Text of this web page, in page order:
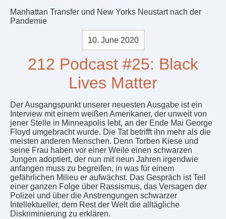
Manhattan Transfer und New Yorks Neustart nach der
Pandemie
10. June 2020
212 Podcast #25: Black
Lives Matter
Der Ausgangspunkt unserer neuesten Ausgabe ist ein
Interview mit einem weißen Amerikaner, der unweit von
jener Stelle in Minneapolis lebt, an der Ende Mai George
Floyd umgebracht wurde. Die Tat betrifft ihn mehr als die
meisten anderen Menschen. Denn Torben Kiese und
seine Frau haben vor einer Weile einen schwarzen
Jungen adoptiert, der nun mit neun Jahren irgendwie
anfangen muss zu begreifen, in was für einem
gefährlichen Milieu er aufwächst. Das Gespräch ist Teil
einer ganzen Folge über Rassismus, das Versagen der
Polizei und über die Anstrengungen schwarzer
Intellektueller, dem Rest der Welt die alltägliche
Diskriminierung zu erklären.